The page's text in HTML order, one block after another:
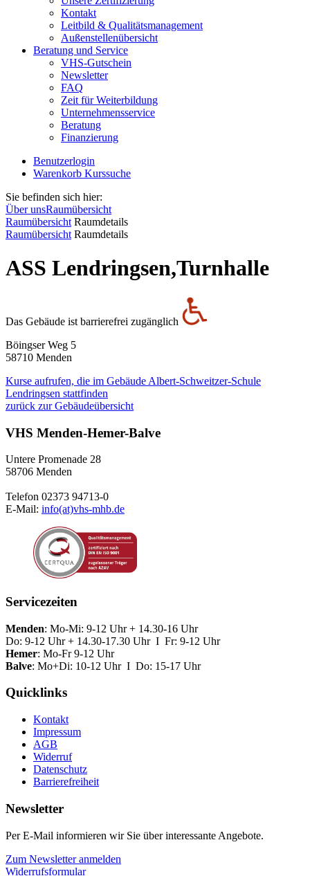
Kontakt
Leitbild & Qualitätsmanagement
Außenstellenübersicht
Beratung und Service
VHS-Gutschein
Newsletter
FAQ
Zeit für Weiterbildung
Unternehmensservice
Beratung
Finanzierung
Benutzerlogin
Warenkorb Kurssuche
Sie befinden sich hier:
Über unsRaumübersicht
Raumübersicht Raumdetails
Raumübersicht Raumdetails
ASS Lendringsen,Turnhalle
Das Gebäude ist barrierefrei zugänglich
Böingser Weg 5
58710 Menden
Kurse aufrufen, die im Gebäude Albert-Schweitzer-Schule
Lendringsen stattfinden
zurück zur Gebäudeübersicht
VHS Menden-Hemer-Balve
Untere Promenade 28
58706 Menden
Telefon 02373 94713-0
E-Mail: info(at)vhs-mhb.de
Servicezeiten
Menden: Mo-Mi: 9-12 Uhr + 14.30-16 Uhr
Do: 9-12 Uhr + 14.30-17.30 Uhr I Fr: 9-12 Uhr
Hemer: Mo-Fr 9-12 Uhr
Balve: Mo+Di: 10-12 Uhr I Do: 15-17 Uhr
Quicklinks
Kontakt
Impressum
AGB
Widerruf
Datenschutz
Barrierefreiheit
Newsletter
Per E-Mail informieren wir Sie über interessante Angebote.
Zum Newsletter anmelden
Widerrufsformular